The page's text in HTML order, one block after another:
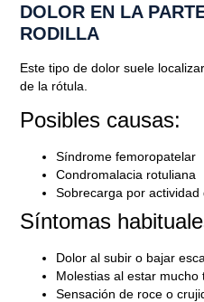
DOLOR EN LA
RODILLA
Este tipo de dolor suele
de la rótula.
Posibles causas:
Síndrome femoropatelar
Condromalacia rotuliana
Sobrecarga por actividad
Síntomas
Dolor al subir o bajar
Molestias al estar mucho
Sensación de roce o